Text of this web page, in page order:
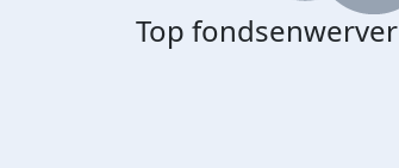
Top fondsenwerver